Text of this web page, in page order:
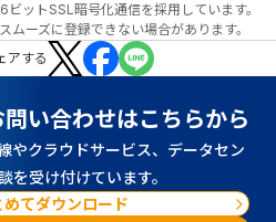
ットSSL暗号化通信を採用しています。
ーズに登録できない場合があります。
アする
い合わせはこちらから
やクラウドサービス、データセン
を受け付けています。
てダウンロード